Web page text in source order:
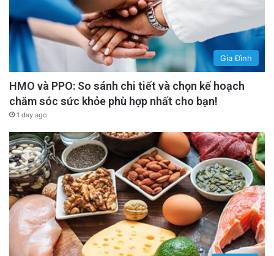
Gia Đình
HMO và PPO: So sánh chi tiết và chọn kế hoạch
chăm sóc sức khỏe phù hợp nhất cho bạn!
1 day ago